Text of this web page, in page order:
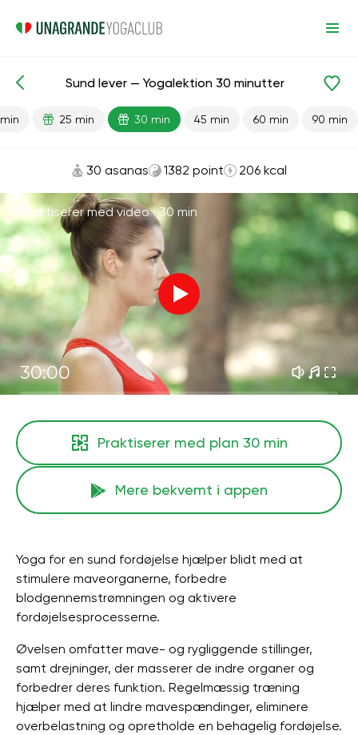
Færdiglavede lektioner Lever Fordøjelse
Sund lever — Yogalektion 30 minutter
25 min 30 min 45 min 60 min 90 min
30 asanas 1382 point 206 kcal
Praktiserer med video ·30 min
30:00
Praktiserer med plan 30 min
Mere bekvemt i appen
Yoga for en sund fordøjelse hjælper blidt med at
stimulere maveorganerne, forbedre
blodgennemstrømningen og aktivere
fordøjelsesprocesserne.
Øvelsen omfatter mave- og rygliggende stillinger,
samt drejninger, der masserer de indre organer og
forbedrer deres funktion. Regelmæssig træning
hjælper med at lindre mavespændinger, eliminere
overbelastning og opretholde en behagelig fordøjelse.